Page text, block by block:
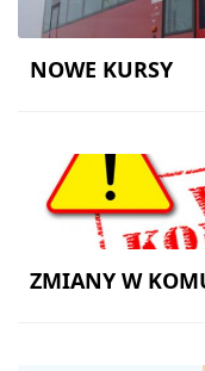
NOWE KURSY
ZMIANY W